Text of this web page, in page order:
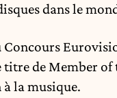
dans le
de Member
la musique.